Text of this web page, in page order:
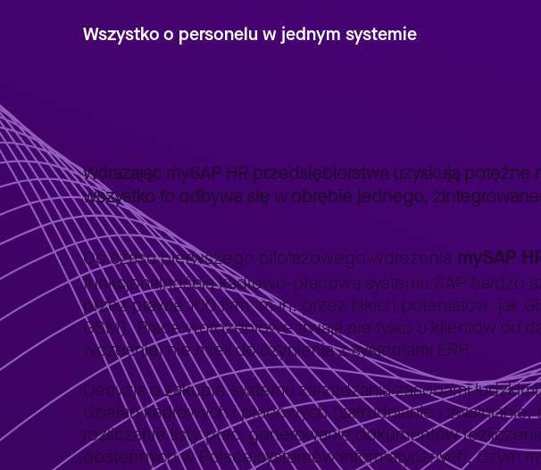
Wszystko o personelu w jednym systemie
Wdrażając mySAP HR przedsiębiorstwa uzyskują
wszystko to odbywa się w obrębie jednego,
Od czasu pierwszego pilotażowego wdrożenia mySAP
funkcjonalnością kadrowo-płacową systemu SAP bardzo
przez prawie 100 firm, m.in. przez takich potentatów, jak
GSM). Prace wdrożeniowe trwają nie tylko u klientów od
wcześniej nie mieli do czynienia z systemami ERP.
Decyzja o zakupie systemu zarządzania zasobami
działań kadrowych i płacowych (zatrudnianie i
rozliczanie listy płac, generowanie dokumentów
dostępnych w Polsce systemów informatycznych. Czym